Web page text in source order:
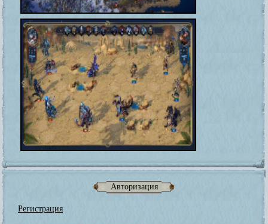
Авторизация
Регистрация